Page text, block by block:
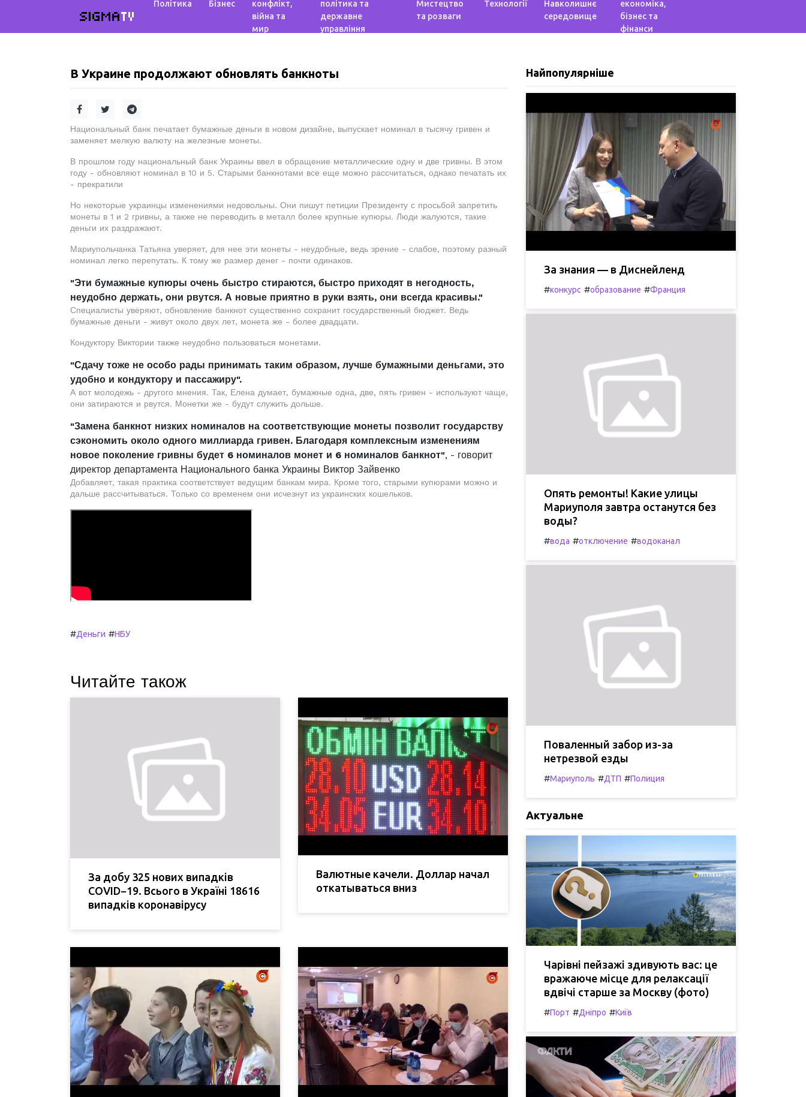
SIGMATV
Політика Бізнес
конфлікт,
війна та
мир
політика та
державне
управління
Мистецтво
та розваги
Технології
Навколишнє
середовище
економіка,
бізнес та
фінанси
В Украине продолжают обновлять банкноты
Национальный банк печатает бумажные деньги в новом дизайне, выпускает номинал в тысячу гривен и
заменяет мелкую валюту на железные монеты.
В прошлом году национальный банк Украины ввел в обращение металлические одну и две гривны. В этом
году - обновляют номинал в 10 и 5. Старыми банкнотами все еще можно рассчитаться, однако печатать их
- прекратили
Но некоторые украинцы изменениями недовольны. Они пишут петиции Президенту с просьбой запретить
монеты в 1 и 2 гривны, а также не переводить в металл более крупные купюры. Люди жалуются, такие
деньги их раздражают.
Мариупольчанка Татьяна уверяет, для нее эти монеты - неудобные, ведь зрение - слабое, поэтому разный
номинал легко перепутать. К тому же размер денег - почти одинаков.
"Эти бумажные купюры очень быстро стираются, быстро приходят в негодность,
неудобно держать, они рвутся. А новые приятно в руки взять, они всегда красивы."
Специалисты уверяют, обновление банкнот существенно сохранит государственный бюджет. Ведь
бумажные деньги - живут около двух лет, монета же - более двадцати.
Кондуктору Виктории также неудобно пользоваться монетами.
"Сдачу тоже не особо рады принимать таким образом, лучше бумажными деньгами, это
удобно и кондуктору и пассажиру".
А вот молодежь - другого мнения. Так, Елена думает, бумажные одна, две, пять гривен - используют чаще,
они затираются и рвутся. Монетки же - будут служить дольше.
"Замена банкнот низких номиналов на соответствующие монеты позволит государству
сэкономить около одного миллиарда гривен. Благодаря комплексным изменениям
новое поколение гривны будет 6 номиналов монет и 6 номиналов банкнот", - говорит
директор департамента Национального банка Украины Виктор Зайвенко
Добавляет, такая практика соответствует ведущим банкам мира. Кроме того, старыми купюрами можно и
дальше рассчитываться. Только со временем они исчезнут из украинских кошельков.
#Деньги #НБУ
Читайте також
За добу 325 нових випадків
COVID−19. Всього в Україні 18616
випадків коронавірусу
Валютные качели. Доллар начал
откатываться вниз
Найпопулярніше
За знания — в Диснейленд
#конкурс #образование #Франция
Опять ремонты! Какие улицы
Мариуполя завтра останутся без
воды?
#вода #отключение #водоканал
Поваленный забор из-за
нетрезвой езды
#Мариуполь #ДТП #Полиция
Актуальне
Чарівні пейзажі здивують вас: це
вражаюче місце для релаксації
вдвічі старше за Москву (фото)
#Порт #Дніпро #Київ